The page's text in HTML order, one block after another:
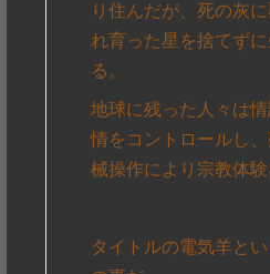
り住んだが、死の灰
れ育った星を捨てず
る。
地球に残った人々は
情をコントロールし
械操作により宗教体
タイトルの電気羊と